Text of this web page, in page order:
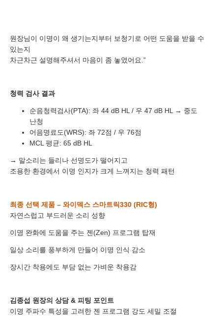
원장님이 이명이 왜 생기는지부터 보청기로 어떤 도움을 받을 수
있는지
차근차근 설명해주셔서 마음이 좀 놓였어요.”
청력 검사 결과
순음청력검사(PTA): 좌 44 dB HL / 우 47 dB HL → 중도
난청
어음명료도(WRS): 좌 72점 / 우 76점
MCL 평균: 65 dB HL
→ 말소리는 들리나 선명도가 떨어지고
조용한 환경에서 이명 인지가 크게 느껴지는 청력 패턴
최종 선택 제품 – 와이덱스 스마트릭330 (RIC형)
자연스럽고 부드러운 소리 성향
이명 완화에 도움을 주는 젠(Zen) 프로그램 탑재
일상 소리를 풍부하게 만들어 이명 인식 감소
장시간 착용에도 부담 없는 가벼운 착용감
김종섭 원장의 상담 & 피팅 포인트
이명 주파수 특성을 고려한 젠 프로그램 강도 세밀 조절
이름
연락처
센터
예약날짜
예약시간
내용